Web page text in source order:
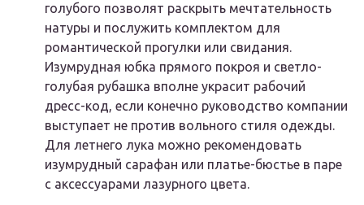
голубого позволят раскрыть мечтательность
натуры и послужить комплектом для
романтической прогулки или свидания.
Изумрудная юбка прямого покроя и светло-
голубая рубашка вполне украсит рабочий
дресс-код, если конечно руководство компании
выступает не против вольного стиля одежды.
Для летнего лука можно рекомендовать
изумрудный сарафан или платье-бюстье в паре
с аксессуарами лазурного цвета.